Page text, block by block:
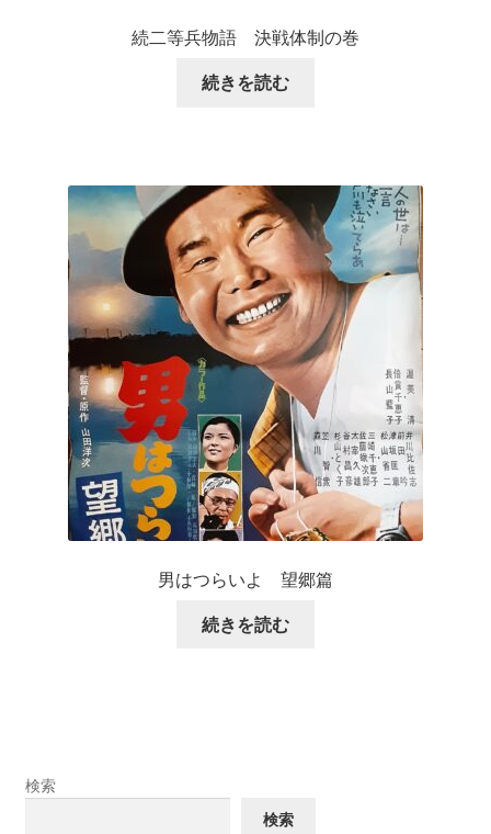
続二等兵物語 決戦体制の巻
続きを読む
男はつらいよ 望郷篇
続きを読む
検索
検索